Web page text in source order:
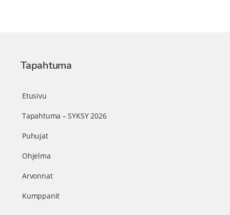
Tapahtuma
Etusivu
Tapahtuma – SYKSY 2026
Puhujat
Ohjelma
Arvonnat
Kumppanit